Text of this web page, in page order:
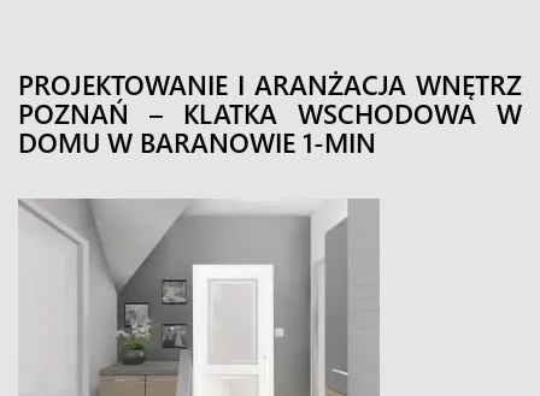
PROJEKTOWANIE I ARANŻACJA WNĘTRZ
POZNAŃ – KLATKA WSCHODOWA W
DOMU W BARANOWIE 1-MIN